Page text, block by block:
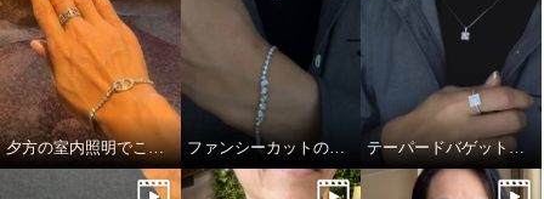
夕方の室内照明でこの煌めき…！ ファンシーカットの独特かつ透明感あふれる輝き テーパードバゲットのキラキラっぷり！